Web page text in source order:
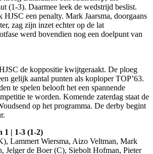
(1-3). Daarmee leek de wedstrijd beslist.
HJSC een penalty. Mark Jaarsma, doorgaans
zag zijn inzet echter op de lat
werd bovendien nog een doelpunt van
de koppositie kwijtgeraakt. De ploeg
gelijk aantal punten als koploper TOP’63.
te spelen belooft het een spannende
te worden. Komende zaterdag staat de
op het programma. De derby begint
1 | 1-3 (1-2)
Lammert Wiersma, Aizo Veltman, Mark
Jelger de Boer (C), Siebolt Hofman, Pieter